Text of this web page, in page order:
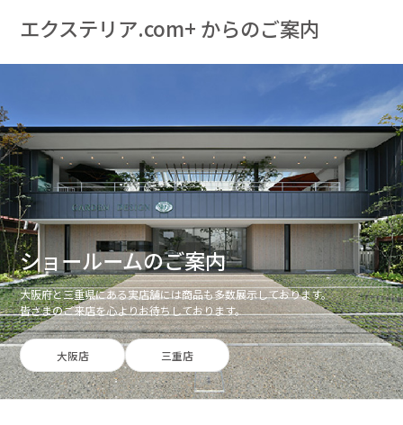
エクステリア.com+ からのご案内
ショールームのご案内
大阪府と三重県にある実店舗には商品も多数展示しております。
皆さまのご来店を心よりお待ちしております。
大阪店 三重店